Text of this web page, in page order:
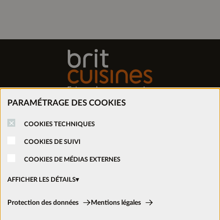
PARAMÉTRAGE DES COOKIES
COOKIES TECHNIQUES
COOKIES DE SUIVI
COOKIES DE MÉDIAS EXTERNES
AFFICHER LES DÉTAILS
Cookies techniques:
Protection des données Mentions légales
Prendre rendez-vous
Ouvrir un magasin